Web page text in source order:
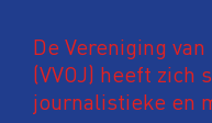
De Vereniging
(VVOJ) heeft zich
journalistieke en